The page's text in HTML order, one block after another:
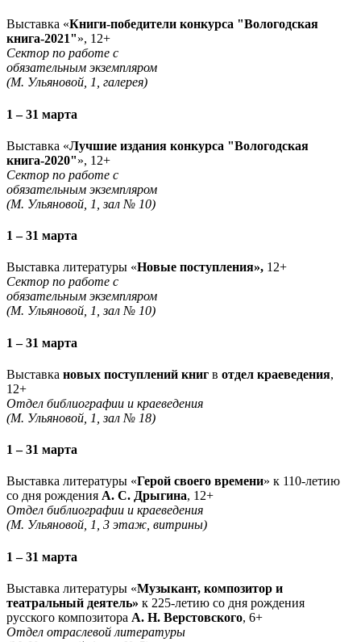
Выставка «Книги-победители конкурса "Вологодская
книга-2021"», 12+
Сектор по работе с
обязательным экземпляром
(М. Ульяновой, 1, галерея)
1 – 31 марта
Выставка «Лучшие издания конкурса "Вологодская
книга-2020"», 12+
Сектор по работе с
обязательным экземпляром
(М. Ульяновой, 1, зал № 10)
1 – 31 марта
Выставка литературы «Новые поступления», 12+
Сектор по работе с
обязательным экземпляром
(М. Ульяновой, 1, зал № 10)
1 – 31 марта
Выставка новых поступлений книг в отдел краеведения,
12+
Отдел библиографии и краеведения
(М. Ульяновой, 1, зал № 18)
1 – 31 марта
Выставка литературы «Герой своего времени» к 110-летию
со дня рождения А. С. Дрыгина, 12+
Отдел библиографии и краеведения
(М. Ульяновой, 1, 3 этаж, витрины)
1 – 31 марта
Выставка литературы «Музыкант, композитор и
театральный деятель» к 225-летию со дня рождения
русского композитора А. Н. Верстовского, 6+
Отдел отраслевой литературы